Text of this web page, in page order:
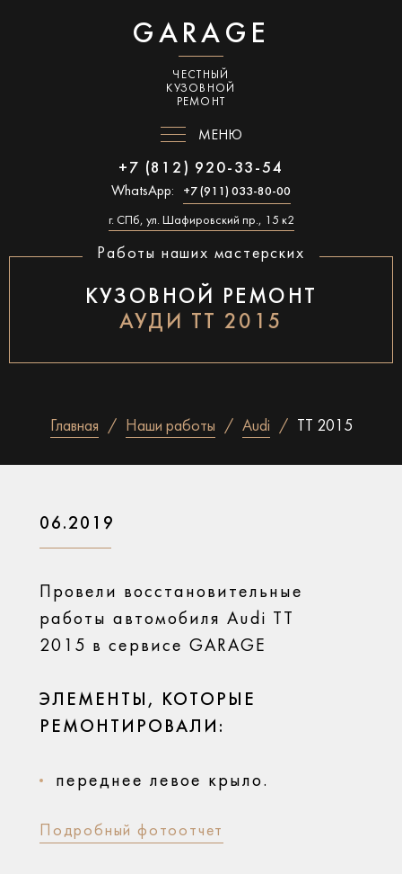
GARAGE
ЧЕСТНЫЙ
КУЗОВНОЙ
РЕМОНТ
МЕНЮ
+7 (812) 920-33-54
WhatsApp: +7 (911) 033-80-00
г. СПб, ул. Шафировский пр., 15 к2
Работы наших мастерских
КУЗОВНОЙ РЕМОНТ
АУДИ ТТ 2015
Главная Наши работы Audi TT 2015
06.2019
Провели восстановительные
работы автомобиля Audi TT
2015 в сервисе GARAGE
ЭЛЕМЕНТЫ, КОТОРЫЕ
РЕМОНТИРОВАЛИ:
переднее левое крыло.
Подробный фотоотчет